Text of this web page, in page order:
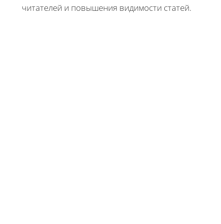
читателей и повышения видимости статей.